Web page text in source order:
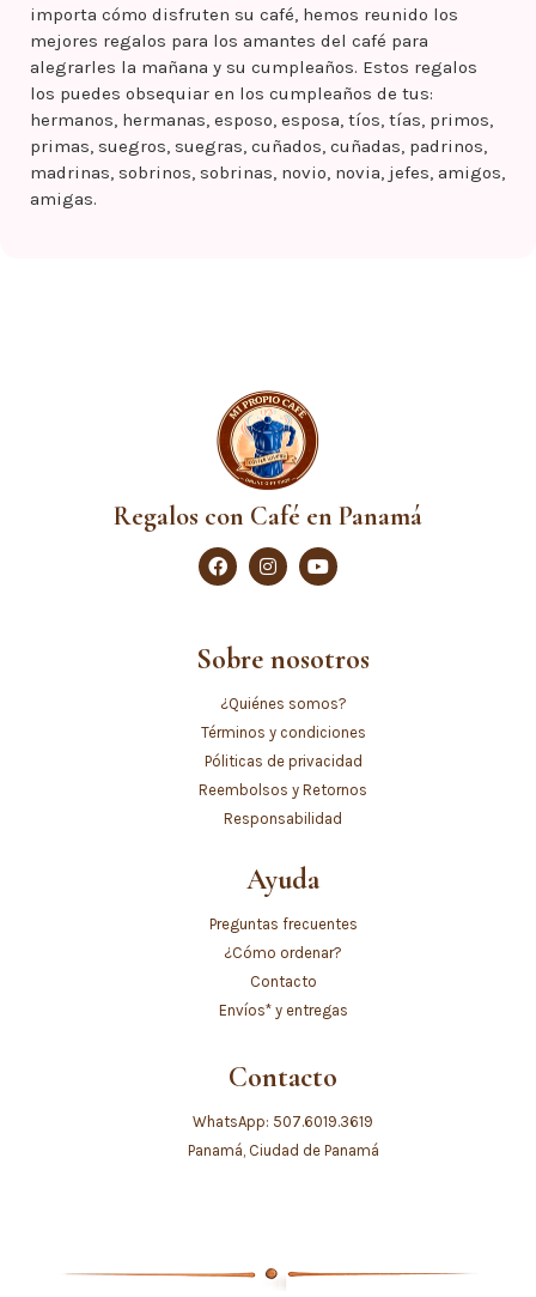
importa cómo disfruten su café, hemos reunido los
mejores regalos para los amantes del café para
alegrarles la mañana y su cumpleaños. Estos regalos
los puedes obsequiar en los cumpleaños de tus:
hermanos, hermanas, esposo, esposa, tíos, tías, primos,
primas, suegros, suegras, cuñados, cuñadas, padrinos,
madrinas, sobrinos, sobrinas, novio, novia, jefes, amigos,
amigas.
Regalos con Café en Panamá
Sobre nosotros
¿Quiénes somos?
Términos y condiciones
Póliticas de privacidad
Reembolsos y Retornos
Responsabilidad
Ayuda
Preguntas frecuentes
¿Cómo ordenar?
Contacto
Envíos* y entregas
Contacto
WhatsApp: 507.6019.3619
Panamá, Ciudad de Panamá